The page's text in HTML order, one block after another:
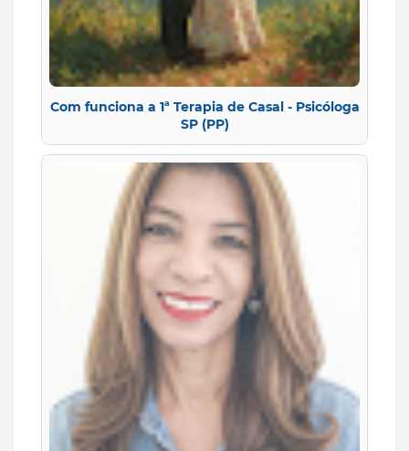
Com funciona a 1ª Terapia de Casal - Psicóloga
SP (PP)